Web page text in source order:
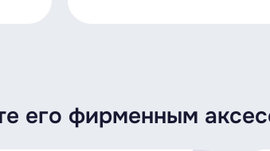
его фирменным